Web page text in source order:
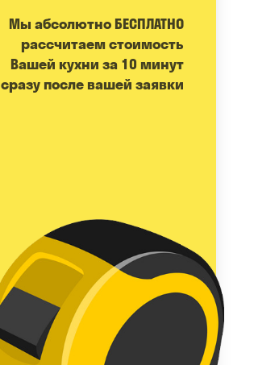
Мы абсолютно БЕСПЛАТНО
расcчитаем стоимость
Вашей кухни за 10 минут
сразу после вашей заявки